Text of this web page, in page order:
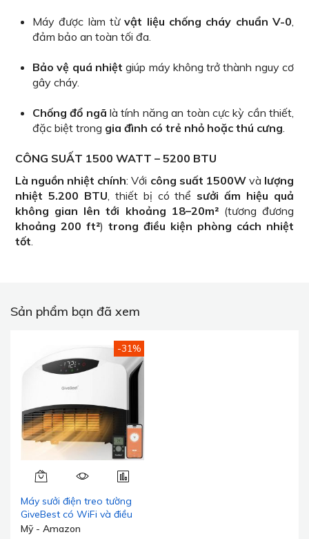
Máy được làm từvật liệu chống cháy chuẩn V-0
đảm bảo an toàn tối đa.
Bảo vệ quá nhiệt giúp máy không trở thành nguy cơ
gây cháy.
Chống đổ ngã là tính năng an toàn cực kỳ cần thiết,
đặc biệt trong gia đình có trẻ nhỏ hoặc thú cưng
CÔNG SUẤT 1500 WATT – 5200 BTU
Là nguồn nhiệt chính: Với công suất 1500Wvà lượng
nhiệt 5.200 BTU , thiết bị có thể sưởi ấm hiệu quả
không gian lên tới khoảng 18–20m²(tương đương
khoảng 200 ft²) trong điều kiện phòng cách nhiệt
tốt
Sản phẩm bạn đã xem
-31%
Máy sưởi điện treo tường
GiveBest có WiFi và điều
khiển từ xa, máy sưởi gắn
Mỹ - Amazon